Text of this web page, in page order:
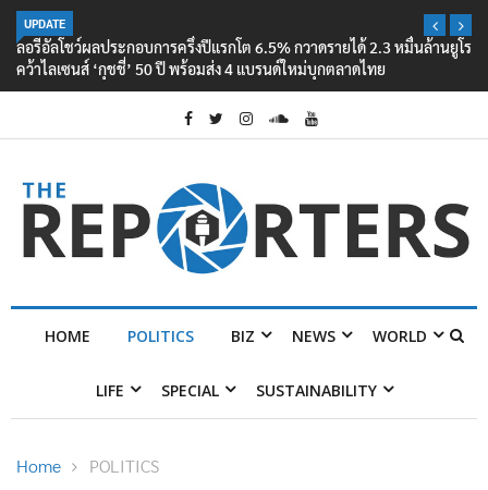
UPDATE
ลอรีอัลโชว์ผลประกอบการครึ่งปีแรกโต 6.5% กวาดรายได้ 2.3 หมื่นล้านยูโร
คว้าไลเซนส์ ‘กุชชี่’ 50 ปี พร้อมส่ง 4 แบรนด์ใหม่บุกตลาดไทย
HOME POLITICS BIZ NEWS WORLD
LIFE SPECIAL SUSTAINABILITY
Home POLITICS